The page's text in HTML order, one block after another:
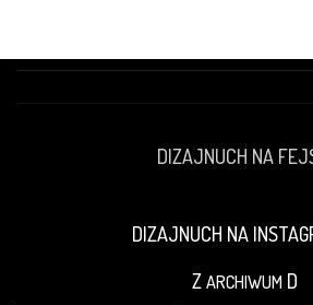
DIZAJNUCH NA
DIZAJNUCH NA
ZARCHIWUM D